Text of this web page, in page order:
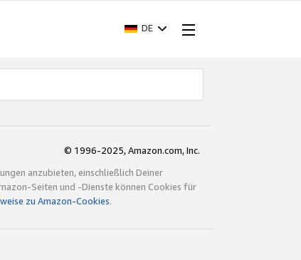
DE
© 1996-2025, Amazon.com, Inc.
anzubieten, einschließlich Deiner
Seiten und -Dienste können Cookies für
zu Amazon-Cookies.